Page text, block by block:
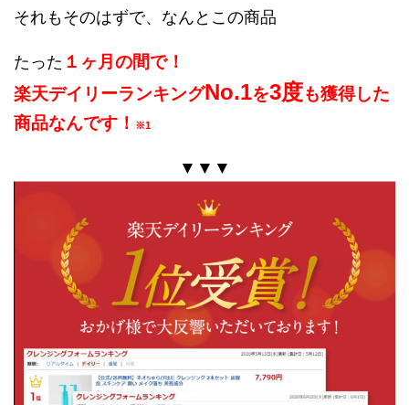
それもそのはずで、なんとこの商品
たった １ヶ月の間で！
楽天デイリーランキングNo.1を3度も獲得した
商品なんです！
※1
▼▼▼